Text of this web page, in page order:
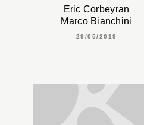
Eric Corbeyran
Marco Bianchini
29/05/2019